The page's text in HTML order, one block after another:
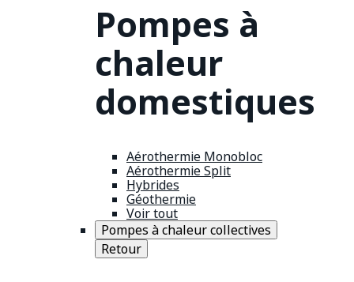
Pompes à
chaleur
domestiques
Aérothermie Monobloc
Aérothermie Split
Hybrides
Géothermie
Voir tout
Pompes à chaleur collectives
Retour